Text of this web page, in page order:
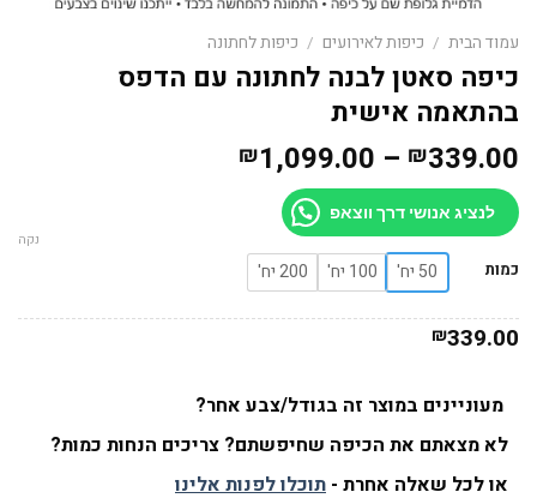
עמוד הבית / כיפות לאירועים / כיפות לחתונה
כיפה סאטן לבנה לחתונה עם הדפס
בהתאמה אישית
₪339.00
–
₪1,099.00
לנציג אנושי דרך ווצאפ
כמות 50 יח' 100 יח' 200 יח'
נקה
₪339.00
מעוניינים במוצר זה בגודל/צבע אחר?
לא מצאתם את הכיפה שחיפשתם? צריכים הנחות כמות?
או לכל שאלה אחרת - תוכלו לפנות אלינו